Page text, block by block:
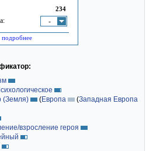
234
-
подробнее
(Земля) (Европа (Западная Европа
взросление героя